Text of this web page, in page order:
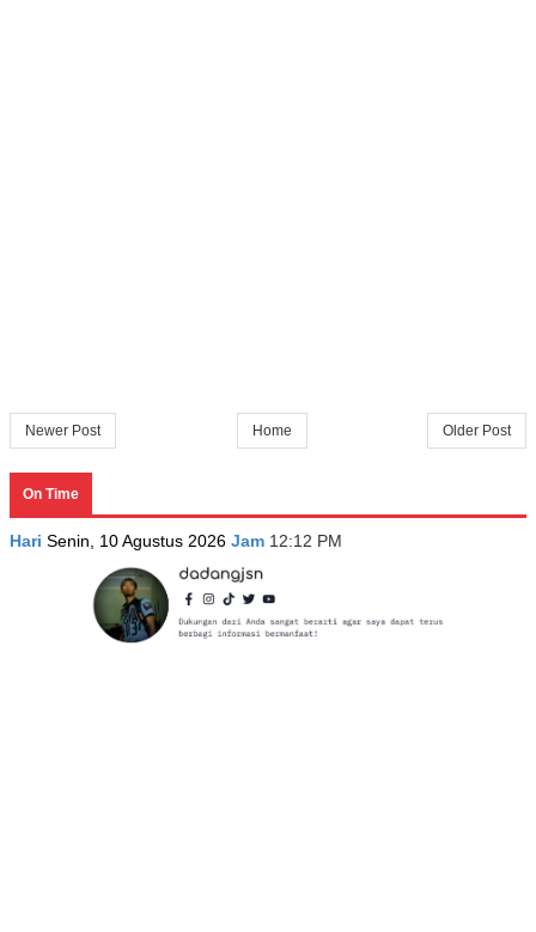
Newer Post Older Post
Home
On Time
Hari Senin, 10 Agustus 2026 Jam 12:12 PM